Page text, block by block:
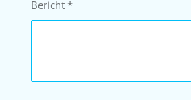
Bericht *